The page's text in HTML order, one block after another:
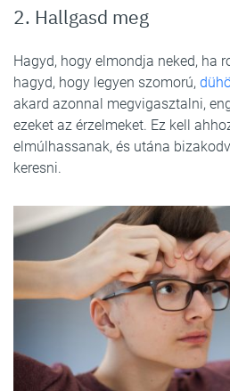
2. Hallgasd meg
Hagyd, hogy elmondja neked, ha
hagyd, hogy legyen szomorú,
akard azonnal megvigasztalni,
ezeket az érzelmeket. Ez kell
elmúlhassanak, és utána
keresni.